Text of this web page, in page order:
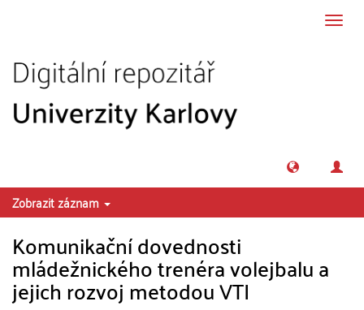
Zobrazit záznam
Komunikační dovednosti
mládežnického trenéra volejbalu a
jejich rozvoj metodou VTI